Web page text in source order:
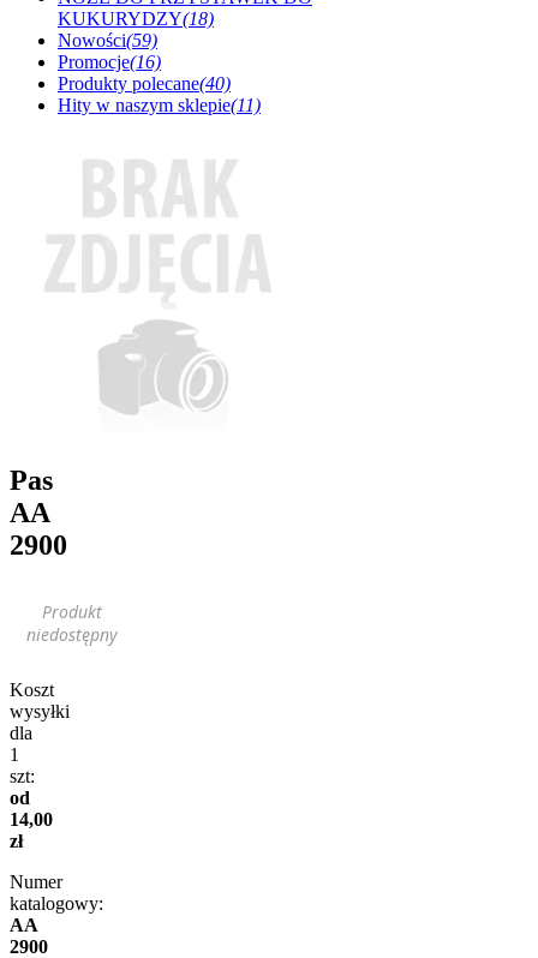
KUKURYDZY(18)
Nowości(59)
Promocje(16)
Produkty polecane(40)
Hity w naszym sklepie(11)
Pas
AA
2900
Produkt
niedostępny
Koszt
wysyłki
dla
1
szt:
od
14,00
zł
Numer
katalogowy:
AA
2900